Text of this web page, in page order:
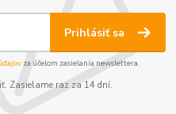
Prihlásiť sa
za účelom zasielania newslettera.
Zasielame raz za 14 dní.